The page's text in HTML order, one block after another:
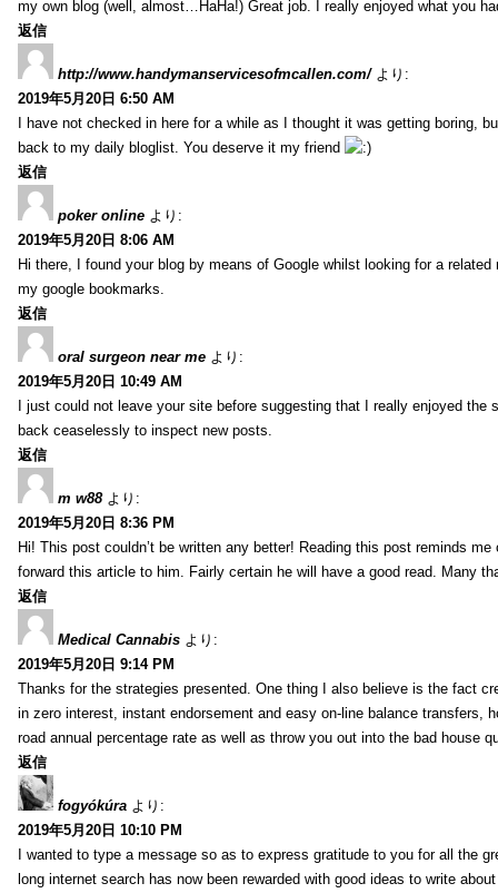
my own blog (well, almost…HaHa!) Great job. I really enjoyed what you
返信
http://www.handymanservicesofmcallen.com/ より:
2019年5月20日 6:50 AM
I have not checked in here for a while as I thought it was getting boring,
back to my daily bloglist. You deserve it my friend
返信
poker online より:
2019年5月20日 8:06 AM
Hi there, I found your blog by means of Google whilst looking for a
my google bookmarks.
返信
oral surgeon near me より:
2019年5月20日 10:49 AM
I just could not leave your site before suggesting that I really enjoyed
back ceaselessly to inspect new posts.
返信
m w88 より:
2019年5月20日 8:36 PM
Hi! This post couldn’t be written any better! Reading this post reminds
forward this article to him. Fairly certain he will have a good read. Many
返信
Medical Cannabis より:
2019年5月20日 9:14 PM
Thanks for the strategies presented. One thing I also believe is the fact
in zero interest, instant endorsement and easy on-line balance transfers,
road annual percentage rate as well as throw you out into the bad house
返信
fogyókúra より:
2019年5月20日 10:10 PM
I wanted to type a message so as to express gratitude to you for all the
long internet search has now been rewarded with good ideas to write